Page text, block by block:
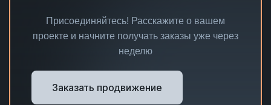
Присоединяйтесь! Расскажите о вашем
проекте и начните получать заказы уже через
неделю
Заказать продвижение